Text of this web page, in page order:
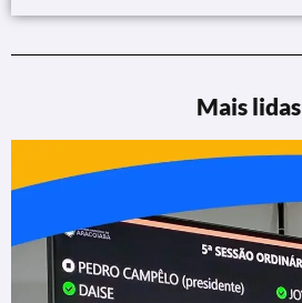
Mais lidas